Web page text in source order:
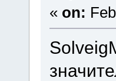
« on: